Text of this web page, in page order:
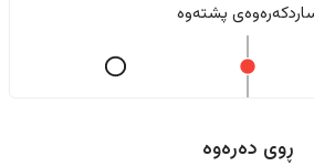
پشتەوە
ڕوی دەرەوە